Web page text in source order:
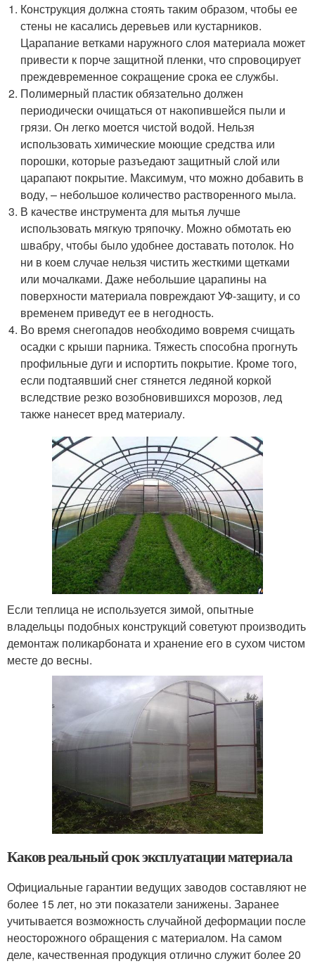
Конструкция должна стоять таким образом, чтобы ее
стены не касались деревьев или кустарников.
Царапание ветками наружного слоя материала может
привести к порче защитной пленки, что спровоцирует
преждевременное сокращение срока ее службы.
Полимерный пластик обязательно должен
периодически очищаться от накопившейся пыли и
грязи. Он легко моется чистой водой. Нельзя
использовать химические моющие средства или
порошки, которые разъедают защитный слой или
царапают покрытие. Максимум, что можно добавить в
воду, – небольшое количество растворенного мыла.
В качестве инструмента для мытья лучше
использовать мягкую тряпочку. Можно обмотать ею
швабру, чтобы было удобнее доставать потолок. Но
ни в коем случае нельзя чистить жесткими щетками
или мочалками. Даже небольшие царапины на
поверхности материала повреждают УФ-защиту, и со
временем приведут ее в негодность.
Во время снегопадов необходимо вовремя счищать
осадки с крыши парника. Тяжесть способна прогнуть
профильные дуги и испортить покрытие. Кроме того,
если подтаявший снег стянется ледяной коркой
вследствие резко возобновившихся морозов, лед
также нанесет вред материалу.
Если теплица не используется зимой, опытные
владельцы подобных конструкций советуют производить
демонтаж поликарбоната и хранение его в сухом чистом
месте до весны.
Каков реальный срок эксплуатации материала
Официальные гарантии ведущих заводов составляют не
более 15 лет, но эти показатели занижены. Заранее
учитывается возможность случайной деформации после
неосторожного обращения с материалом. На самом
деле, качественная продукция отлично служит более 20